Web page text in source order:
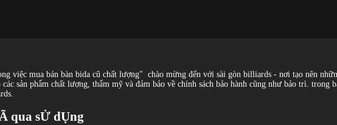
việc mua bán bàn bida cũ chất lượng" chào mừng đến với sài gòn billiards - nơi tạo nên
sản phẩm chất lượng, thẩm mỹ và đảm bảo về chính sách bảo hành cũng như bảo trì.
qua sỬ dỤng